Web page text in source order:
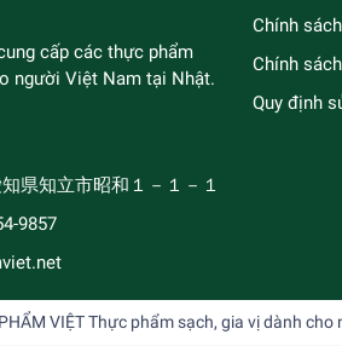
cấp các thực phẩm
người Việt Nam tại Nhật.
県知立市昭和１－１－１
9857
Chính
Chính
Quy định
VIỆT Thực phẩm sạch, gia vị dành